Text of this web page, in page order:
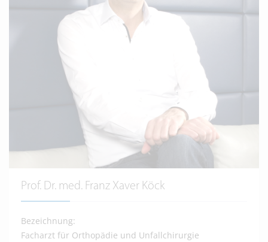
Prof. Dr. med. Franz Xaver Köck
Bezeichnung:
Facharzt für Orthopädie und Unfallchirurgie